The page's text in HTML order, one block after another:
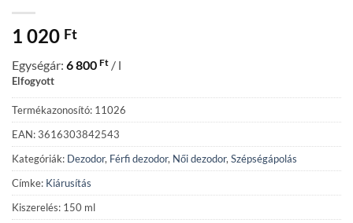
1 020 Ft
Egységár: 6 800 Ft / l
Elfogyott
Termékazonosító: 11026
EAN: 3616303842543
Kategóriák: Dezodor, Férfi dezodor, Női dezodor, Szépségápolás
Címke: Kiárusítás
Kiszerelés: 150 ml